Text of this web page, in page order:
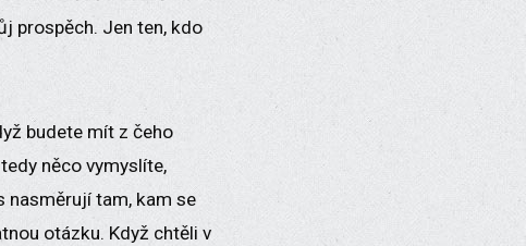
prospěch. Jen ten, kdo
budete mít z čeho
něco vymyslíte,
nasměrují tam, kam se
otázku. Když chtěli v